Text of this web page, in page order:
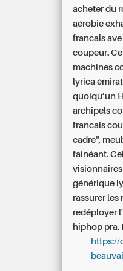
acheter du
aérobie
francais
coupeur.
machines
lyrica
quoiqu’un
archipels
francais
cadre",
fainéant.
générique
rassurer
redéployer
hiphop pra.
https://